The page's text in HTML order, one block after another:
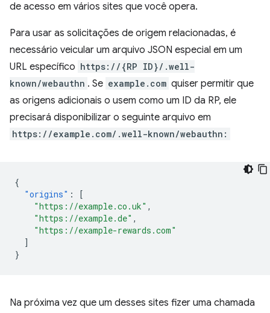
de acesso em vários sites que você opera.
Para usar as solicitações de origem relacionadas, é
necessário veicular um arquivo JSON especial em um
URL específico https://{RP ID}/.well-
known/webauthn . Se example.com quiser permitir que
as origens adicionais o usem como um ID da RP, ele
precisará disponibilizar o seguinte arquivo em
https://example.com/.well-known/webauthn:
{
"origins" :
[
"https://example.co.uk" ,
"https://example.de" ,
"https://example-rewards.com"
]
}
Na próxima vez que um desses sites fizer uma chamada